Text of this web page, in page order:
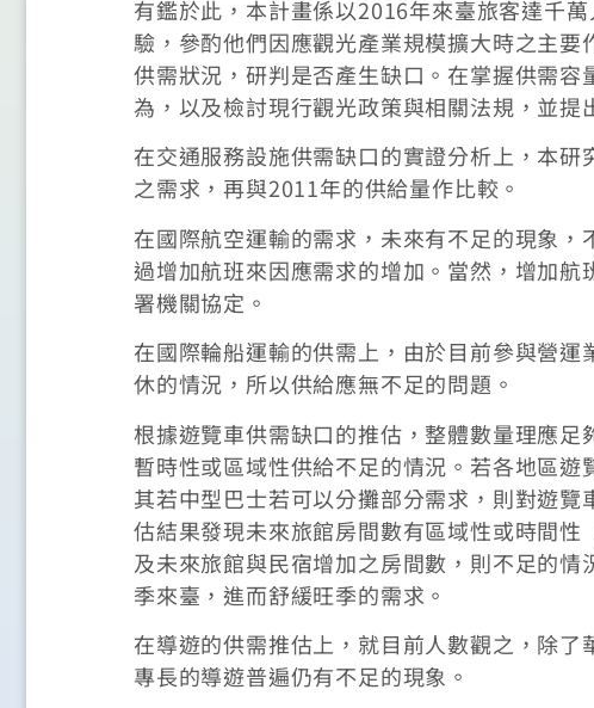
有鑑於此，本計畫係以2016年來臺旅客達千
驗，參酌他們因應觀光產業規模擴大時之主
供需狀況，研判是否產生缺口。在掌握供需
為，以及檢討現行觀光政策與相關法規，並提
在交通服務設施供需缺口的實證分析上，本
之需求，再與2011年的供給量作比較。
在國際航空運輸的需求，未來有不足的現象
過增加航班來因應需求的增加。當然，增加
署機關協定。
在國際輪船運輸的供需上，由於目前參與營
休的情況，所以供給應無不足的問題。
根據遊覽車供需缺口的推估，整體數量理應
暫時性或區域性供給不足的情況。若各地區
其若中型巴士若可以分攤部分需求，則對遊
估結果發現未來旅館房間數有區域性或時間
及未來旅館與民宿增加之房間數，則不足的
季來臺，進而舒緩旺季的需求。
在導遊的供需推估上，就目前人數觀之，除
專長的導遊普遍仍有不足的現象。